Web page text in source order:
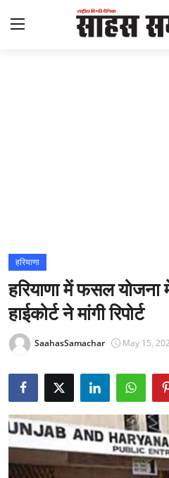
राज्य
अंतराष्ट्रीय
राजनीति
Epaper
धर्म
लाइफस्टाइल
हरियाणा
हरियाणा में फसल
हाईकोर्ट ने मांगी रिपोर्ट
SaahasSamachar May 15,